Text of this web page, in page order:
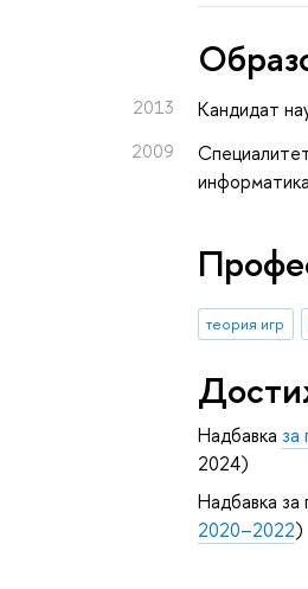
2013 Кандидат
2009
теория игр
Надбавка за
2024)
Надбавка
2020–2022)